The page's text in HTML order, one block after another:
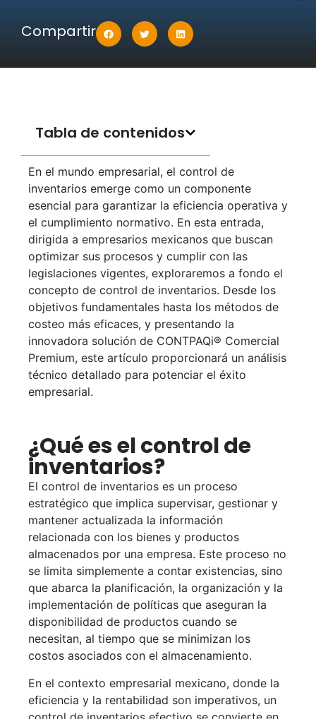
Compartir
Tabla de contenidos
En el mundo empresarial, el control de
inventarios emerge como un componente
esencial para garantizar la eficiencia operativa y
el cumplimiento normativo. En esta entrada,
dirigida a empresarios mexicanos que buscan
optimizar sus procesos y cumplir con las
legislaciones vigentes, exploraremos a fondo el
concepto de control de inventarios. Desde los
objetivos fundamentales hasta los métodos de
costeo más eficaces, y presentando la
innovadora solución de CONTPAQi® Comercial
Premium, este artículo proporcionará un análisis
técnico detallado para potenciar el éxito
empresarial.
¿Qué es el control de
inventarios?
El control de inventarios es un proceso
estratégico que implica supervisar, gestionar y
mantener actualizada la información
relacionada con los bienes y productos
almacenados por una empresa. Este proceso no
se limita simplemente a contar existencias, sino
que abarca la planificación, la organización y la
implementación de políticas que aseguran la
disponibilidad de productos cuando se
necesitan, al tiempo que se minimizan los
costos asociados con el almacenamiento.
En el contexto empresarial mexicano, donde la
eficiencia y la rentabilidad son imperativos, un